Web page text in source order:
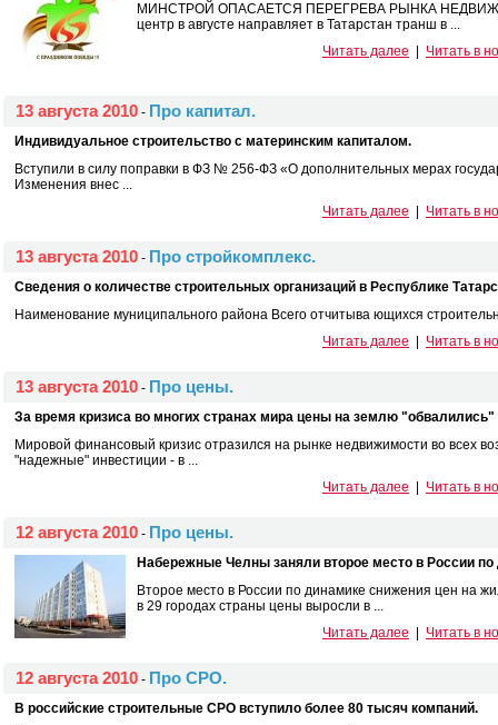
МИНСТРОЙ ОПАСАЕТСЯ ПЕРЕГРЕВА РЫНКА
центр в августе направляет в Татарстан транш в ...
Читать далее
Читать в
13 августа 2010 - Про капитал.
Индивидуальное строительство с материнским капиталом.
Вступили в силу поправки в ФЗ № 256-ФЗ «О дополнительных мерах
Изменения внес ...
Читать далее
Читать в
13 августа 2010 - Про стройкомплекс.
Сведения о количестве строительных организаций в Республике
Наименование муниципального района Всего отчитыва ющихся
Читать далее
Читать в
13 августа 2010 - Про цены.
За время кризиса во многих странах мира цены на землю "обвалились"
Мировой финансовый кризис отразился на рынке недвижимости во всех
"надежные" инвестиции - в ...
Читать далее
Читать в
12 августа 2010 - Про цены.
Набережные Челны заняли второе место в России
Второе место в России по динамике снижения цен на
в 29 городах страны цены выросли в ...
Читать далее
Читать в
12 августа 2010 - Про СРО.
В российские строительные СРО вступило более 80 тысяч компаний.